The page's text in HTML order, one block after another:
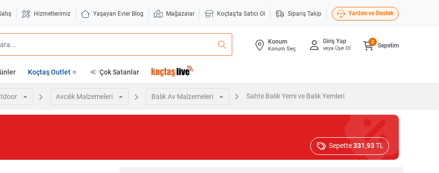
Hizmetlerimiz Yaşayan Evler Blog Mağazalar Koçtaş'ta Satıcı Ol Sipariş Takip Yardım ve Destek
Konum
Konum Seç
Giriş Yap
veya Üye Ol Sepetim
0
Koçtaş Outlet ⭐ Çok Satanlar
Avcılık Malzemeleri Balık Av Malzemeleri Sahte Balık Yemi ve Balık Yemleri
Sepette331,93TL